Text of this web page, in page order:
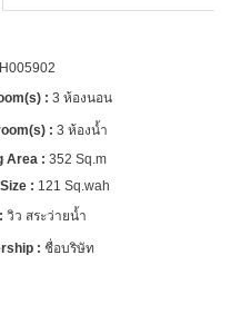
H005902
3 ห้องนอน
3 ห้องน้ำ
352 Sq.m
121 Sq.wah
วิว สระว่ายน้ำ
ชื่อบริษัท